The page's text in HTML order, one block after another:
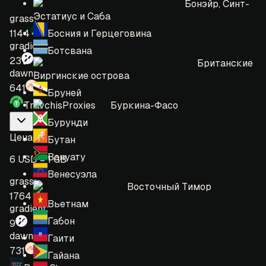
Бонэйр, Синт-
Эстатиус и Саба
Босния и Герцеговина
Ботсвана
Британские
Виргинские острова
Бруней
Буркина-Фасо
Бурунди
Бутан
Вануату
Венесуэла
Восточный Тимор
Вьетнам
Габон
Гаити
Гайана
grass:
1144
gradient:
23
dawn:
641
TravchisProxies
Цена :
6 USD = 1 GB
grass:
1764
gradient:
9
dawn:
731